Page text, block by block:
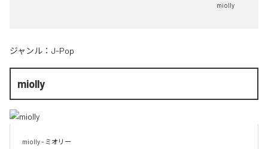
miolly
ジャンル： J-Pop
miolly
miolly - ミオリー